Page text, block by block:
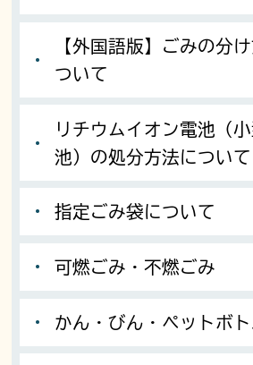
【外国語版】ごみの分
ついて
リチウムイオン電池（
池）の処分方法について
指定ごみ袋について
可燃ごみ・不燃ごみ
かん・びん・ペットボ